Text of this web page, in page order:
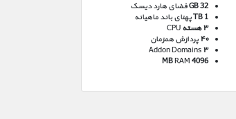
GB 32فضای هارد دیسک
1 TB
پهنای باند ماهیانه
۳ هسته
۴۰پردازش همزمان
۳
4096 MB
RAM